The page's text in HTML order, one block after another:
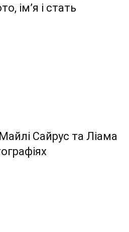
ім’я і стать
Сайрус та Ліама